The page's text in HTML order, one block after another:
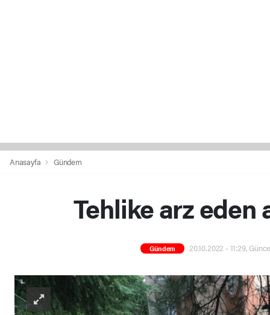
Anasayfa Gündem
Tehlike arz
Gündem 20.10.2022 - 11:29,